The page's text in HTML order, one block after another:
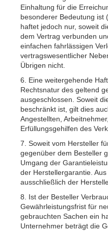
Einhaltung für die
besonderer Bedeutung ist
haftet jedoch nur, soweit
dem Vertrag verbunden
einfachen fahrlässigen
vertragswesentlicher
Übrigen nicht.
6. Eine weitergehende
Rechtsnatur des geltend
ausgeschlossen. Soweit
beschränkt ist, gilt dies
Angestellten,
Erfüllungsgehilfen
7. Soweit vom Hersteller
gegenüber dem Besteller
Umgang der
der Herstellergarantie.
ausschließlich der
8. Ist der Besteller
Gewährleistungsfrist für
gebrauchten Sachen ein
Unternehmer beträgt die